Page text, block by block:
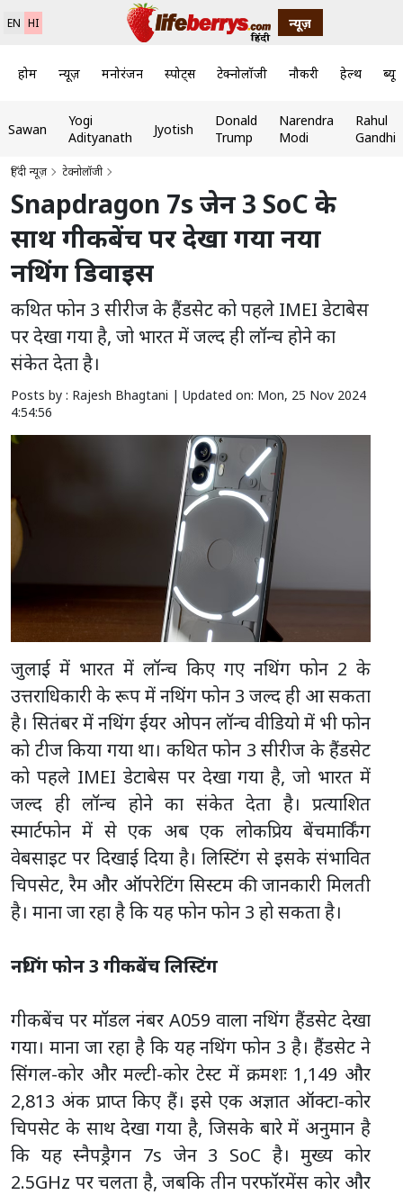
EN HI न्यूज़
होम न्यूज़ मनोरंजन स्पोर्ट्स टेक्नोलॉजी नौकरी हेल्थ
Sawan
Yogi
Adityanath
Jyotish
Donald
Trump
Narendra
Modi
Rahul
Gandhi
हिंदी न्यूज़ टेक्नोलॉजी
Snapdragon 7s जेन 3 SoC के
साथ गीकबेंच पर देखा गया नया
नथिंग डिवाइस
कथित फोन 3 सीरीज के हैंडसेट को पहले IMEI डेटाबेस
पर देखा गया है, जो भारत में जल्द ही लॉन्च होने का
संकेत देता है।
Posts by : Rajesh Bhagtani | Updated on: Mon, 25 Nov 2024
4:54:56
जुलाई में भारत में लॉन्च किए गए नथिंग फोन 2 के
उत्तराधिकारी के रूप में नथिंग फोन 3 जल्द ही आ सकता
है। सितंबर में नथिंग ईयर ओपन लॉन्च वीडियो में भी फोन
को टीज किया गया था। कथित फोन 3 सीरीज के हैंडसेट
को पहले IMEI डेटाबेस पर देखा गया है, जो भारत में
जल्द ही लॉन्च होने का संकेत देता है। प्रत्याशित
स्मार्टफोन में से एक अब एक लोकप्रिय बेंचमार्किंग
वेबसाइट पर दिखाई दिया है। लिस्टिंग से इसके संभावित
चिपसेट, रैम और ऑपरेटिंग सिस्टम की जानकारी मिलती
है। माना जा रहा है कि यह फोन फोन 3 हो सकता है।
नथिंग फोन 3 गीकबेंच लिस्टिंग
गीकबेंच पर मॉडल नंबर A059 वाला नथिंग हैंडसेट देखा
गया। माना जा रहा है कि यह नथिंग फोन 3 है। हैंडसेट ने
सिंगल-कोर और मल्टी-कोर टेस्ट में क्रमशः 1,149 और
2,813 अंक प्राप्त किए हैं। इसे एक अज्ञात ऑक्टा-कोर
चिपसेट के साथ देखा गया है, जिसके बारे में अनुमान है
कि यह स्नैपड्रैगन 7s जेन 3 SoC है। मुख्य कोर
2.5GHz पर चलता है, जबकि तीन परफॉरमेंस कोर और